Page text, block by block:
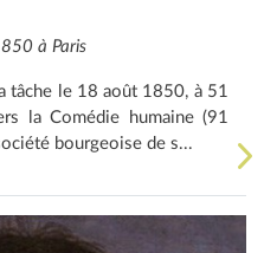
à Paris
tâche le 18 août 1850, à 51
la Comédie humaine (91
bourgeoise de s...